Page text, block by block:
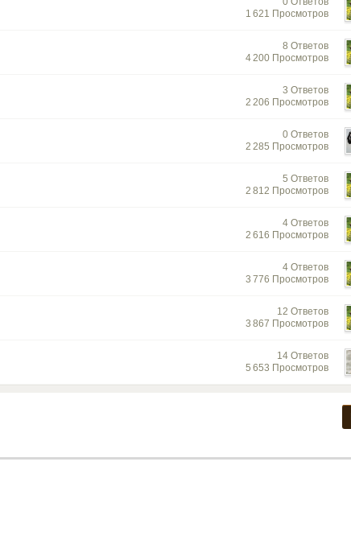
1 621 Просмотров
8 Ответов
4 200 Просмотров
3 Ответов
2 206 Просмотров
0 Ответов
2 285 Просмотров
5 Ответов
2 812 Просмотров
4 Ответов
2 616 Просмотров
4 Ответов
3 776 Просмотров
12 Ответов
3 867 Просмотров
14 Ответов
5 653 Просмотров